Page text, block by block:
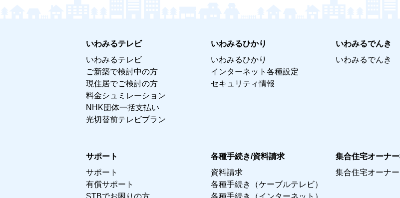
いわみるテレビ
いわみるテレビ
ご新築で検討中の方
現住居でご検討の方
料金シュミレーション
NHK団体一括支払い
光切替前テレビプラン
いわみるひかり
いわみるひかり
インターネット各種設定
セキュリティ情報
いわみるでんき
いわみるでんき
サポート
サポート
有償サポート
STBでお困りの方
各種手続き/資料請求
資料請求
各種手続き（ケーブルテレビ）
各種手続き（インターネット）
集合住宅オーナ
集合住宅オーナ